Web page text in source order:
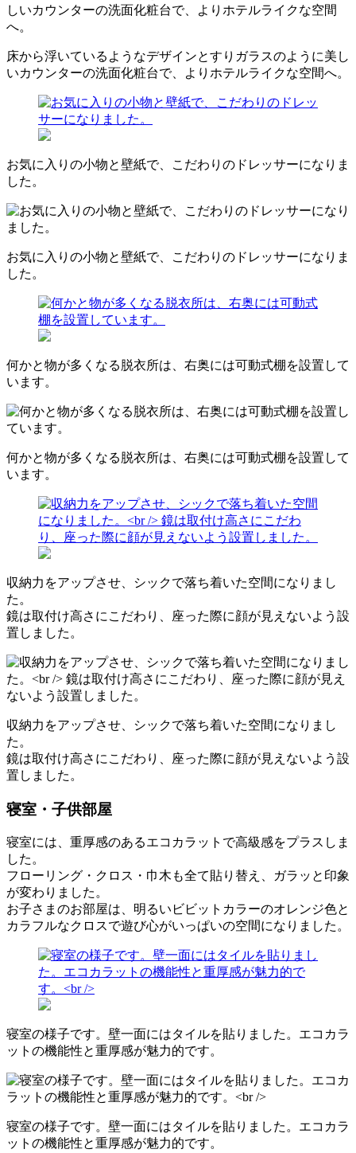
床から浮いているようなデザインとすりガラスのように美し
いカウンターの洗面化粧台で、よりホテルライクな空間へ。
お気に入りの小物と壁紙で、こだわりのドレッサーになりま
した。
お気に入りの小物と壁紙で、こだわりのドレッサーになりま
した。
何かと物が多くなる脱衣所は、右奥には可動式棚を設置して
います。
何かと物が多くなる脱衣所は、右奥には可動式棚を設置して
います。
収納力をアップさせ、シックで落ち着いた空間になりまし
た。
鏡は取付け高さにこだわり、座った際に顔が見えないよう設
置しました。
収納力をアップさせ、シックで落ち着いた空間になりまし
た。
鏡は取付け高さにこだわり、座った際に顔が見えないよう設
置しました。
寝室・子供部屋
寝室には、重厚感のあるエコカラットで高級感をプラスしま
した。
フローリング・クロス・巾木も全て貼り替え、ガラッと印象
が変わりました。
お子さまのお部屋は、明るいビビットカラーのオレンジ色と
カラフルなクロスで遊び心がいっぱいの空間になりました。
寝室の様子です。壁一面にはタイルを貼りました。エコカラ
ットの機能性と重厚感が魅力的です。
寝室の様子です。壁一面にはタイルを貼りました。エコカラ
ットの機能性と重厚感が魅力的です。